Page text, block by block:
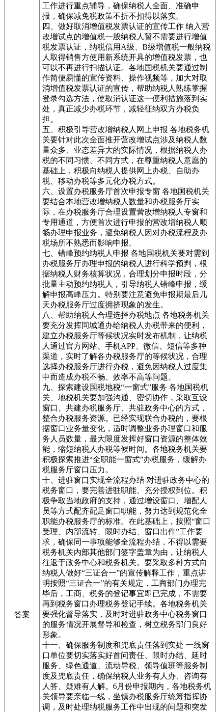
答案
工作进行重点辅导，确保纳税人全面、准确申
报，确保减免税政策不折不扣得以落实。
四、做好取消增值税发票认证的宣传工作 纳入营
改增试点的增值税一般纳税人暂不需要进行增值
税发票认证，纳税信用A级、B级增值税一般纳税
人取得销售方使用新系统开具的增值税发票，也
可以不再进行扫描认证。各地国税机关要通过制
作简便易懂的宣传资料、操作视频等，加大对取
消增值税发票认证的宣传，帮助纳税人熟练掌握
登录勾选方法，使取消认证这一便利措施落到实
处，真正减少办税环节，减轻征纳双方办税负
担。
五、积极引导营改增纳税人网上申报 各地税务机
关要针对此次全面推开营改增试点涉及纳税人数
量众多、业态差异大的实际情况，根据纳税人办
税的不同习惯、不同方式，在尊重纳税人意愿的
基础上，积极向纳税人提供网上办税、自助办
税、移动办税等多元化办税方式。
六、设置办税服务厅首次申报专窗 各地国税机关
要结合本地营改增纳税人数量和办税服务厅实
际，在办税服务厅合理设置营改增纳税人专窗和
专用通道，方便首次进行申报的营改增纳税人顺
畅办理申报业务，避免纳税人因对办税流程及办
税场所不熟悉而影响申报。
七、错峰预约纳税人申报 各地国税机关要对需到
办税服务厅办理申报的纳税人进行科学预判，根
据纳税人财务核算状况，合理划分申报时段，分
批量主动预约纳税人，引导纳税人错峰申报，缓
解申报高峰压力。特别要注意避免申报期最后几
天办税服务厅过度拥挤现象的发生。
八、帮助纳税人合理选择办税地点 各地税务机关
要充分发挥同城通办给纳税人办税带来的便利，
建立办税服务厅等候状况实时发布机制，让纳税
人通过官方网站、手机APP、微信、短信等多种
渠道，实时了解各办税服务厅的等候状况，合理
选择办税服务厅进行办税，避免因纳税人过度集
中而造成办税不畅、效率不高等问题。
九、探索建设国税地税“一窗式”服务 各地国税机
关、地税机关要加强沟通、密切协作，采取互设
窗口、共建办税服务厅、共驻政务中心的方式，
整合办税服务资源。已经实现联合办税的，要根
据窗口业务量变化，适时调整业务办理窗口和服
务人员数量，最大限度发挥好窗口资源的整体效
能，缩短纳税人办税等候时间。各地税务机关要
积极探索推进“全职能一窗式”办税服务，缓解办
税服务厅窗口压力。
十、进驻窗口实现全流程办结 对进驻政务中心的
税务窗口，要完善进驻职能、充分授权到位。积
极争取当地政府的支持，通过增设窗口、增配人
员等方式配齐配足窗口职能，努力达到规范化全
职能办税服务厅的标准。在此基础上，按照“窗口
受理、内部流转、限时办结、窗口出件”工作要
求，确保同一事项能够全流程办结，不得以需要
税务机关内部其他部门签字盖章为由，让纳税人
往返于政务中心和税务机关。要采取多种方式向
纳税人做好“三证合一”的宣传解释工作，重点讲
明按照“三证合一”的有关规定，工商部门办理完
毕后，工商、税务的登记事宜即已完成，不需要
再到税务窗口办理税务登记手续。各地税务机关
要强化督导落实，及时对进驻政务中心税务窗口
的服务情况开展督导和检查，树立税务部门良好
形象。
十一、确保服务制度和兜底责任落到实处 一线窗
口单位要切实落实好首问责任、限时办结、延时
服务、绿色通道、流动导税、领导值班等服务制
度及兜底责任，确保纳税人业务有人办、咨询有
人答、疑难有人解。6月份申报期内，各地税务机
关领导要亲临一线，坐镇办税服务厅统筹指挥协
调，及时处理纳税服务工作中出现的问题和突发